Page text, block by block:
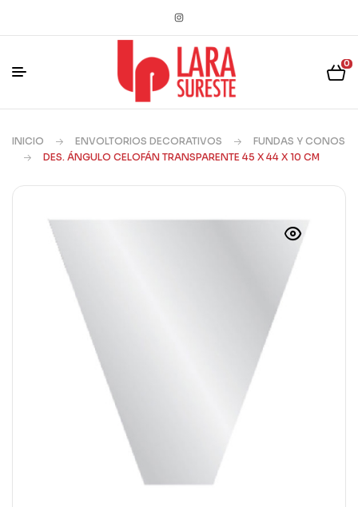
0
INICIO ENVOLTORIOS DECORATIVOS
FUNDAS Y CONOS
DES. ÁNGULO CELOFÁN TRANSPARENTE 45 X 44 X 10 CM